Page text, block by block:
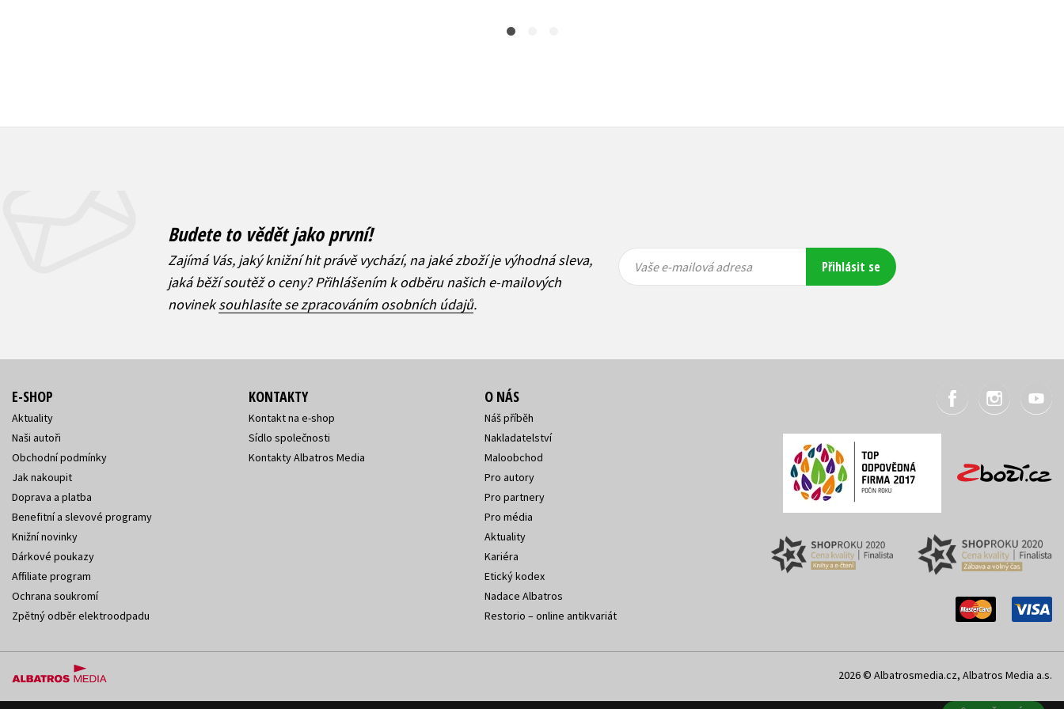
Budete to vědět jako první!
Zajímá Vás, jaký knižní hit právě vychází, na jaké zboží je výhodná sleva,
jaká běží soutěž o ceny? Přihlášením k odběru našich e-mailových
novineksouhlasíte se zpracováním osobních údajů.
mailová
mailová
Vaše e-mailová adresa Přihlásit se
E-SHOP
Aktuality
Naši autoři
Obchodní podmínky
Jak nakoupit
Doprava a platba
Benefitní a slevové programy
Knižní novinky
Dárkové poukazy
Affiliate program
Ochrana soukromí
Zpětný odběr elektroodpadu
KONTAKTY
Kontakt na e-shop
Sídlo společnosti
Kontakty Albatros Media
O NÁS
Náš příběh
Nakladatelství
Maloobchod
Pro autory
Pro partnery
Pro média
Aktuality
Kariéra
Etický kodex
Nadace Albatros
Restorio – online antikvariát
2026 © Albatrosmedia.cz, Albatros Media a.s.